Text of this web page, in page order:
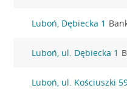
Luboń, Dębiecka 1
Luboń, ul. Dębiecka 1
Luboń, ul. Kościuszki